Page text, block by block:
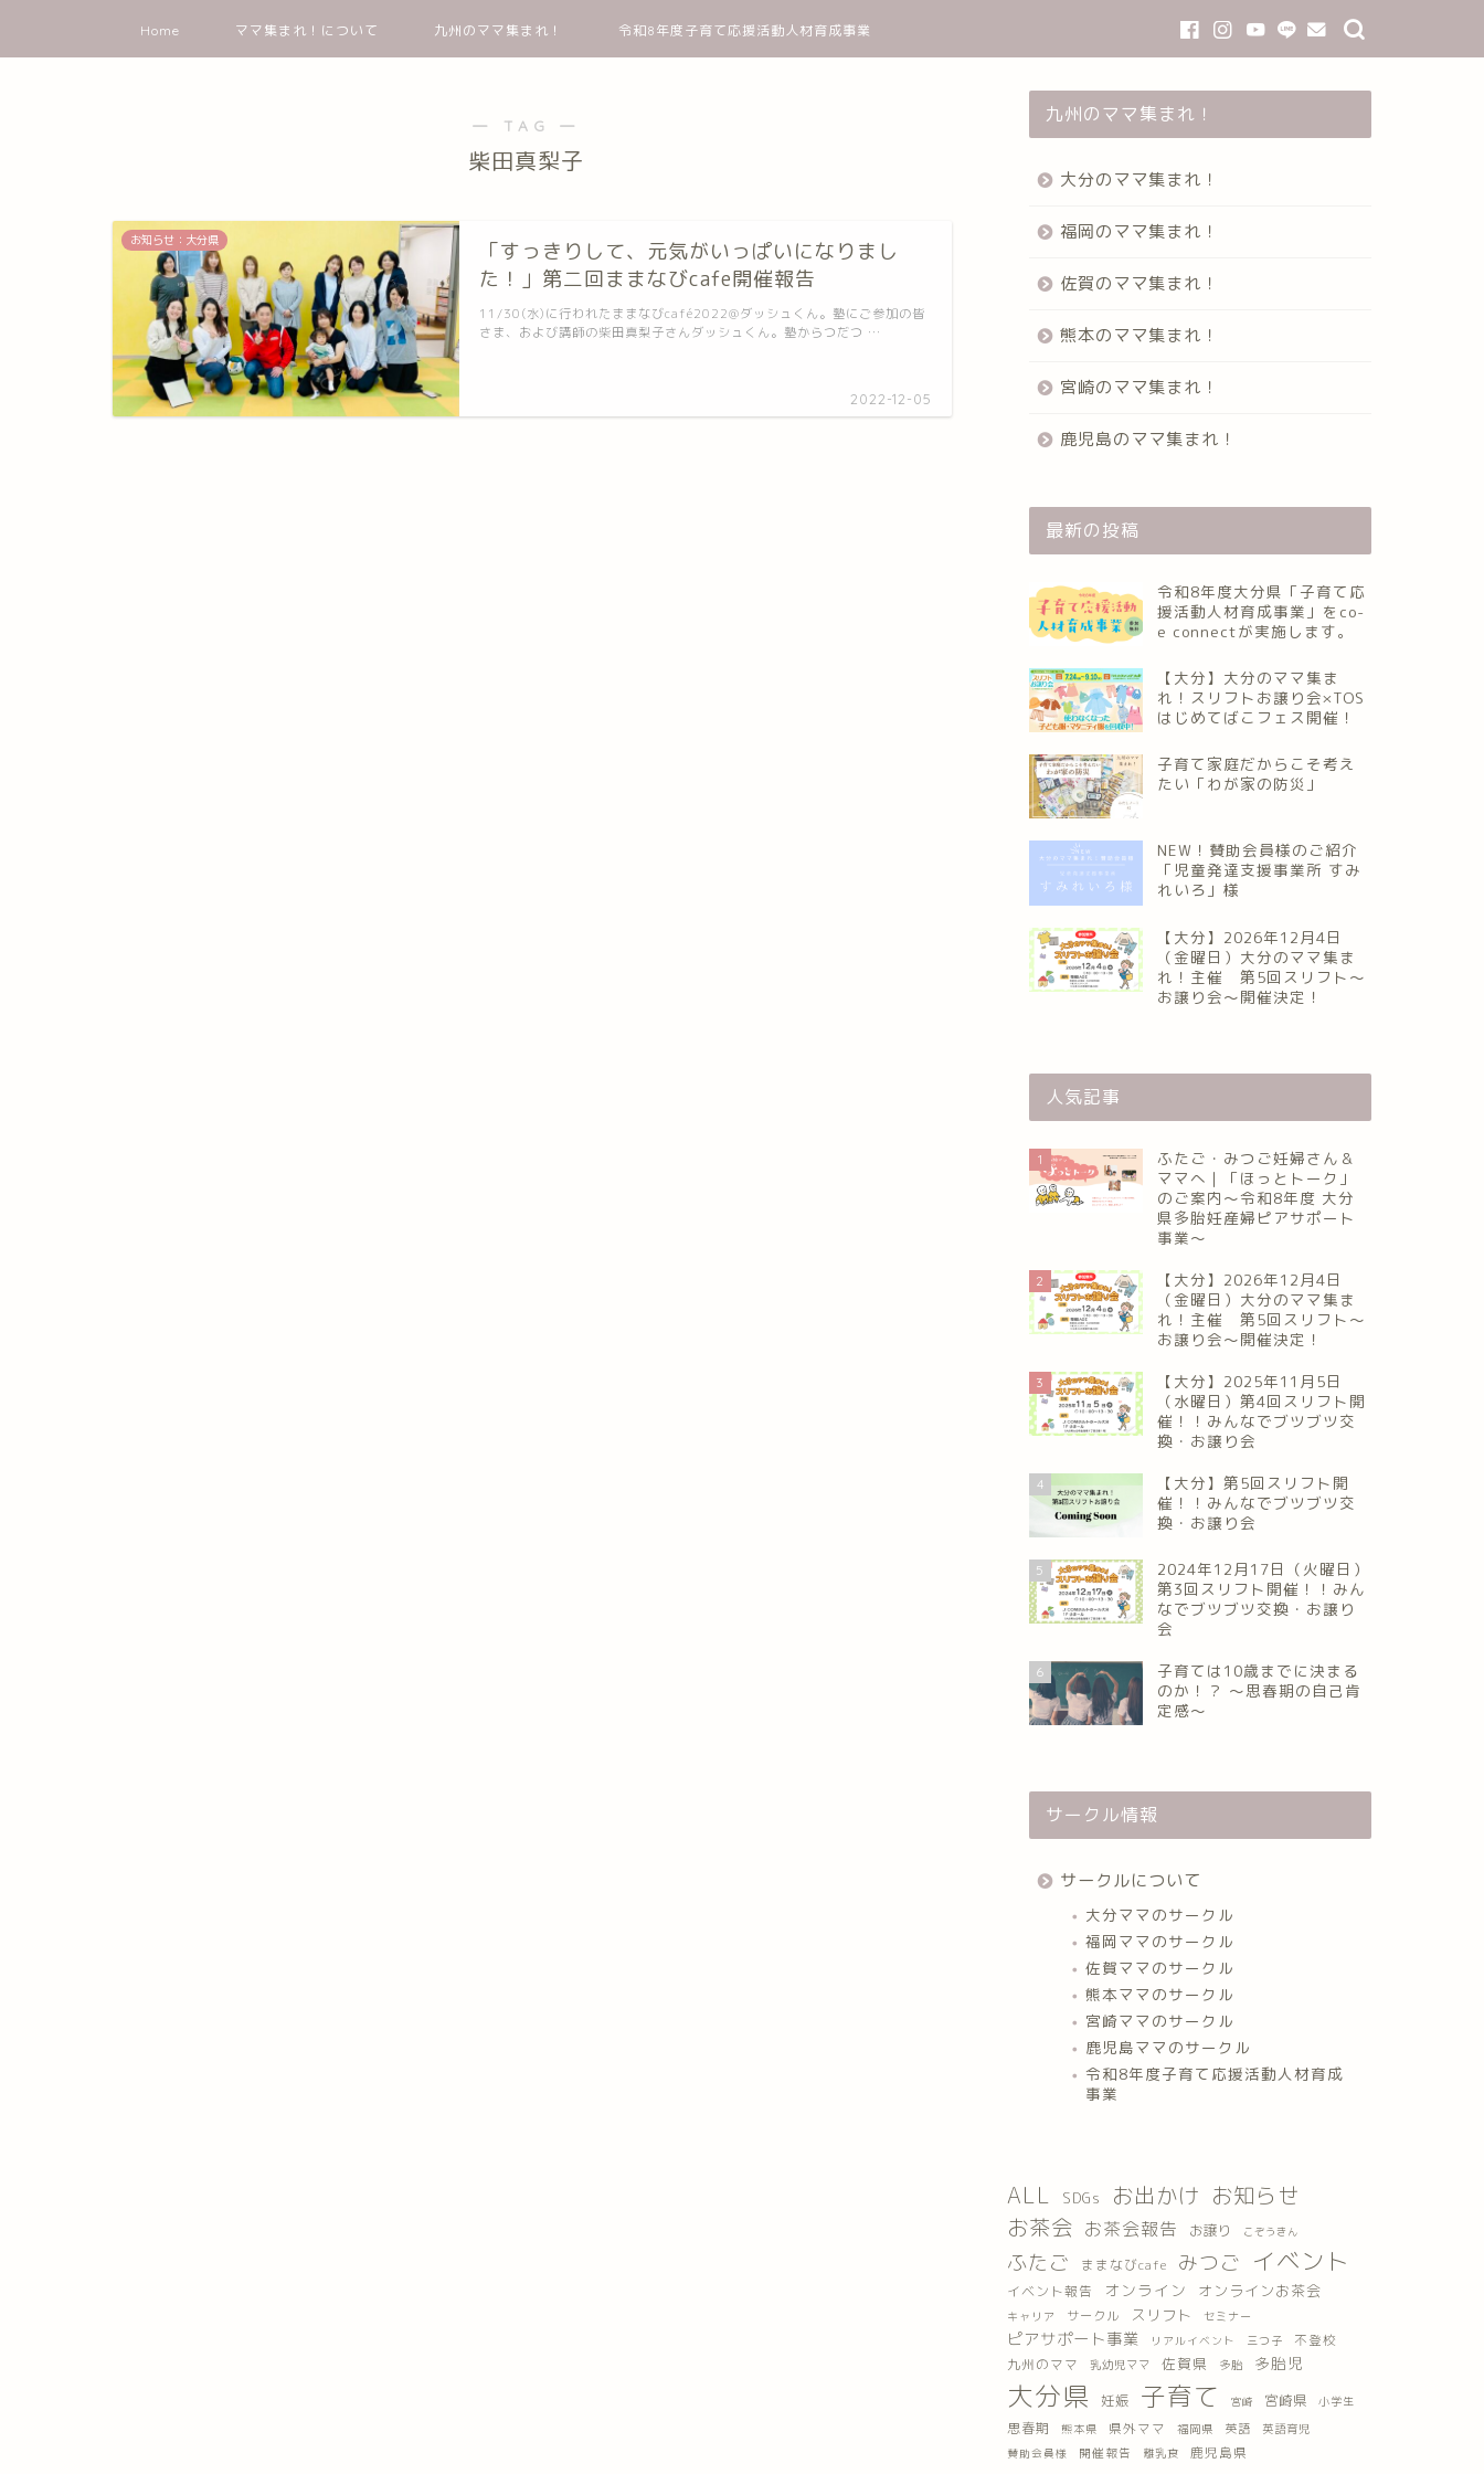
Home ママ集まれ！について 九州のママ集まれ！ 令和8年度子育て応援活動人材育成事業
― TAG ―
柴田真梨子
お知らせ：大分県
「すっきりして、元気がいっぱいになりまし
た！」第二回ままなびcafe開催報告
2022-12-05
11/30(水)に行われたままなびcafé2022@ダッシュくん。塾にご参加の皆
さま、および講師の柴田真梨子さんダッシュくん。塾からつだつ …
九州のママ集まれ！
大分のママ集まれ！
福岡のママ集まれ！
佐賀のママ集まれ！
熊本のママ集まれ！
宮崎のママ集まれ！
鹿児島のママ集まれ！
最新の投稿
令和8年度大分県「子育て応
援活動人材育成事業」をco-
e connectが実施します。
【大分】大分のママ集ま
れ！スリフトお譲り会×TOS
はじめてばこフェス開催！
子育て家庭だからこそ考え
たい「わが家の防災」
NEW！賛助会員様のご紹介
「児童発達支援事業所 すみ
れいろ」様
【大分】2026年12月4日
（金曜日）大分のママ集ま
れ！主催 第5回スリフト〜
お譲り会〜開催決定！
人気記事
1
ふたご・みつご妊婦さん＆
ママへ｜「ほっとトーク」
のご案内～令和8年度 大分
県多胎妊産婦ピアサポート
事業～
2
【大分】2026年12月4日
（金曜日）大分のママ集ま
れ！主催 第5回スリフト〜
お譲り会〜開催決定！
3
【大分】2025年11月5日
（水曜日）第4回スリフト開
催！！みんなでブツブツ交
換・お譲り会
4
【大分】第5回スリフト開
催！！みんなでブツブツ交
換・お譲り会
5
2024年12月17日（火曜日）
第3回スリフト開催！！みん
なでブツブツ交換・お譲り
会
6
子育ては10歳までに決まる
のか！？ ～思春期の自己肯
定感～
サークル情報
サークルについて
大分ママのサークル
福岡ママのサークル
佐賀ママのサークル
熊本ママのサークル
宮崎ママのサークル
鹿児島ママのサークル
令和8年度子育て応援活動人材育成
事業
ALL SDGs お出かけ お知らせ
お茶会 お茶会報告 お譲り こぞうきん
ふたご ままなびcafe みつご イベント
イベント報告 オンライン オンラインお茶会
キャリア サークル スリフト セミナー
ピアサポート事業 リアルイベント 三つ子 不登校
九州のママ 乳幼児ママ 佐賀県 多胎 多胎児
大分県 妊娠 子育て 宮崎 宮崎県 小学生
思春期 熊本県 県外ママ 福岡県 英語 英語育児
賛助会員様 開催報告 離乳食 鹿児島県